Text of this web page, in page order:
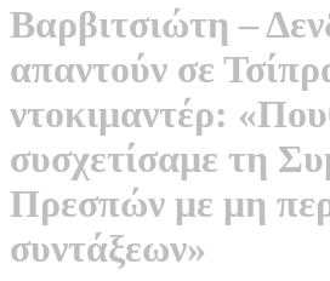
Βαρβιτσιώτη –
απαντούν σε
ντοκιμαντέρ:
συσχετίσαμε τη
Πρεσπών με μη
συντάξεων»